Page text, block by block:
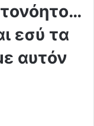
εσύ τα
αυτόν